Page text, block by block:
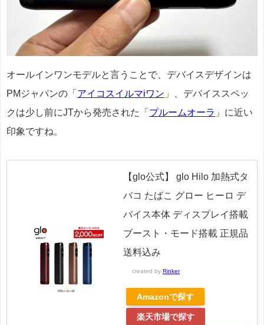
オールインワンモデルと言うことで、デバイスデザインは
PMジャパンの「 アイコスイルマiワン 」、デバイススペッ
クは少し前にJTから発売された「 プルームオーラ 」に近い
印象ですね。
【glo公式】 glo Hilo 加熱式タ
バコ たばこ グロー ヒーロ デ
バイス本体 ディスプレイ搭載
ブースト・モード搭載 正規品
送料込み
created by Rinker
Amazonで探す
楽天市場で探す